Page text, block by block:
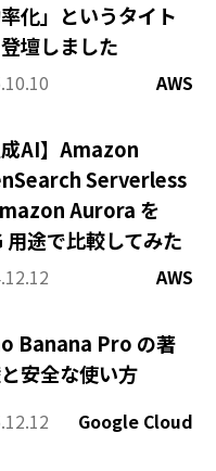
化」というタイト
壇しました
AWS
成AI】Amazon
Serverless
Aurora を
用途で比較してみた
AWS
Banana Pro の著
安全な使い方
Google Cloud